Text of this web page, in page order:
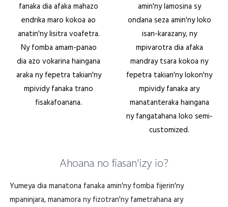
fanaka dia afaka mahazo
endrika maro kokoa ao
anatin'ny lisitra voafetra.
Ny fomba amam-panao
dia azo vokarina haingana
araka ny fepetra takian'ny
mpividy fanaka trano
fisakafoanana.
amin'ny lamosina sy
ondana seza amin'ny loko
isan-karazany, ny
mpivarotra dia afaka
mandray tsara kokoa ny
fepetra takian'ny lokon'ny
mpividy fanaka ary
manatanteraka haingana
ny fangatahana loko semi-
customized.
Ahoana no fiasan'izy io?
Yumeya dia manatona fanaka amin'ny fomba fijerin'ny
mpaninjara, manamora ny fizotran'ny fametrahana ary